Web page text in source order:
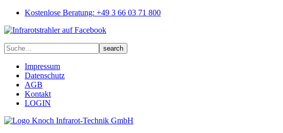
Kostenlose Beratung: +49 3 66 03 71 800
Impressum
Datenschutz
AGB
Kontakt
LOGIN